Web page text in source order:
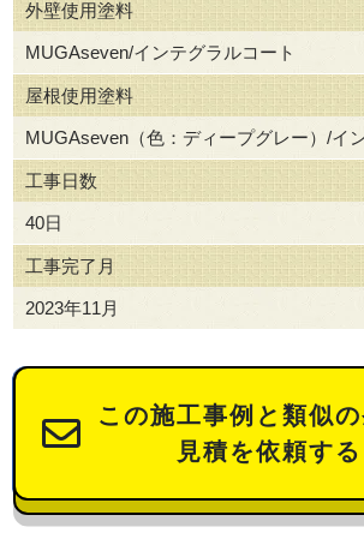
外壁使用塗料
MUGAseven/インテグラルコート
屋根使用塗料
MUGAseven（色：ディープグレー）/イ
工事日数
40日
工事完了月
2023年11月
この施工事例と類似
見積を依頼する